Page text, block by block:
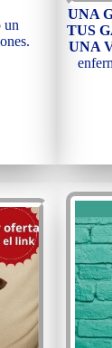
un
UNA
TUS
UNA